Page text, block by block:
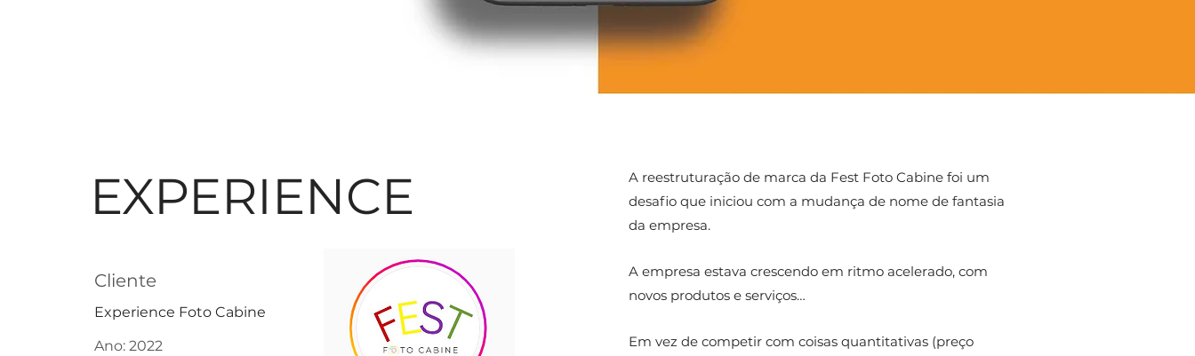
EXPERIENCE
Cliente
Experience Foto Cabine
Ano: 2022
A reestruturação de marca da Fest Foto Cabine foi um
desafio que iniciou com a mudança de nome de fantasia
da empresa.
A empresa estava crescendo em ritmo acelerado, com
novos produtos e serviços… ​​
Em vez de competir com coisas quantitativas (preço